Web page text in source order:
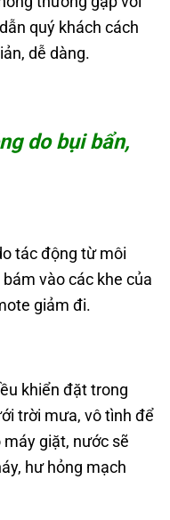
quý khách cách
dễ dàng.
do bụi bẩn,
tác động từ môi
vào các khe của
giảm đi.
khiển đặt trong
trời mưa, vô tình để
giặt, nước sẽ
hư hỏng mạch